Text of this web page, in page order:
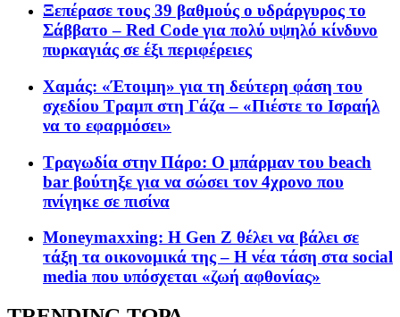
Ξεπέρασε τους 39 βαθμούς ο υδράργυρος το
Σάββατο – Red Code για πολύ υψηλό κίνδυνο
πυρκαγιάς σε έξι περιφέρειες
Χαμάς: «Έτοιμη» για τη δεύτερη φάση του
σχεδίου Τραμπ στη Γάζα – «Πιέστε το Ισραήλ
να το εφαρμόσει»
Τραγωδία στην Πάρο: Ο μπάρμαν του beach
bar βούτηξε για να σώσει τον 4χρονο που
πνίγηκε σε πισίνα
Moneymaxxing: Η Gen Z θέλει να βάλει σε
τάξη τα οικονομικά της – Η νέα τάση στα social
media που υπόσχεται «ζωή αφθονίας»